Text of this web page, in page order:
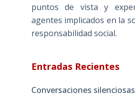
puntos de vista y
agentes implicados en la
responsabilidad social.
Entradas Recientes
Conversaciones